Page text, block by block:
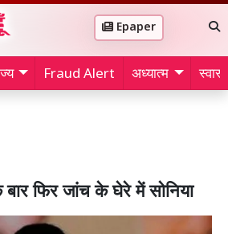
Epaper
Fraud Alert अध्यात्म
बार फिर जांच के घेरे में सोनिया